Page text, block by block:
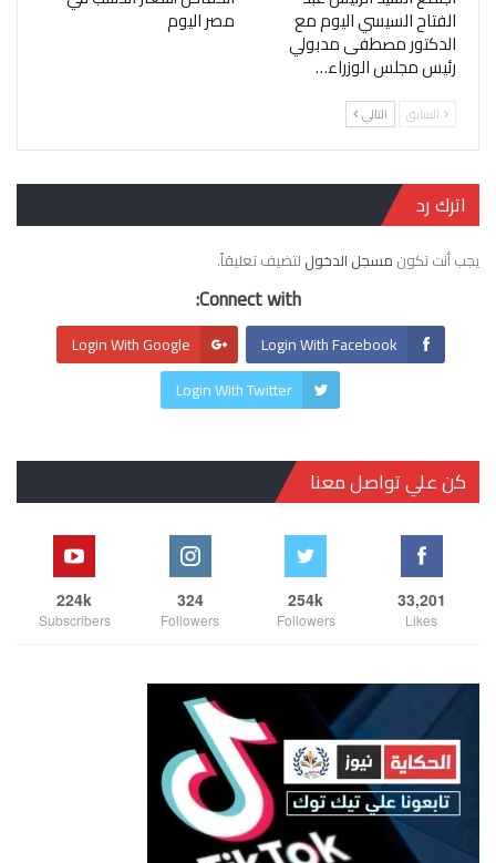
الفتاح السيسي اليوم مع
الدكتور مصطفى مدبولي
رئيس مجلس الوزراء…
مصر اليوم
السابق التالي
اترك رد
يجب أنت تكون مسجل الدخول لتضيف تعليقاً.
Connect with:
Login With Facebook
Login With Google
Login With Twitter
كن علي تواصل معنا
33,201
Likes
254k
Followers
324
Followers
224k
Subscribers